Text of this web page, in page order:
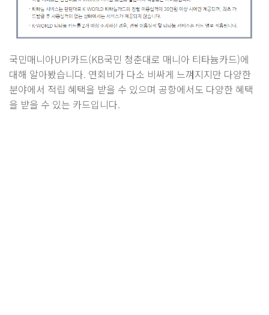
국민매니아UPI카드(KB국민 청춘대로 매니아 티타늄카드)에
대해 알아봤습니다. 연회비가 다소 비싸게 느껴지지만 다양한
분야에서 적립 혜택을 받을 수 있으며 공항에서도 다양한 혜택
을 받을 수 있는 카드입니다.